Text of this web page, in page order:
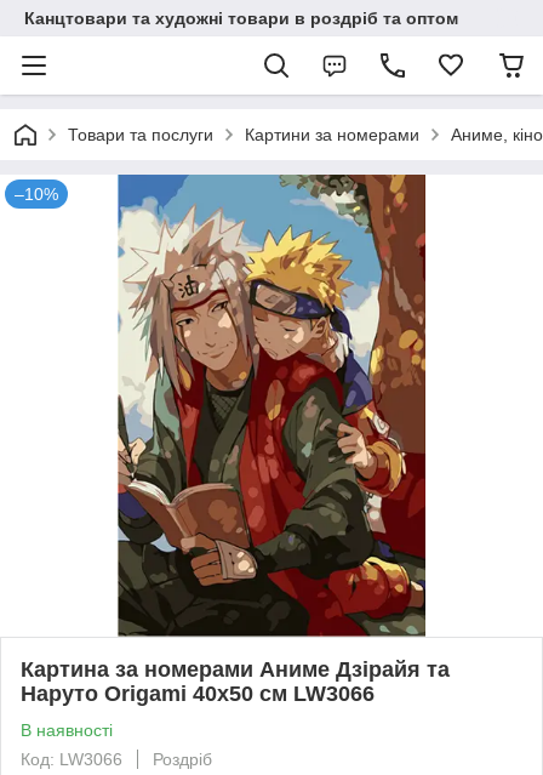
Канцтовари та художні товари в роздріб та оптом
Товари та послуги Картини за номерами Аниме,
–10%
Картина за номерами Аниме Дзірайя та
Наруто Origami 40x50 см LW3066
В наявності
Код: LW3066
Роздріб